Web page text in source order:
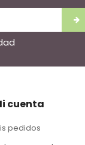
cuenta
pedidos